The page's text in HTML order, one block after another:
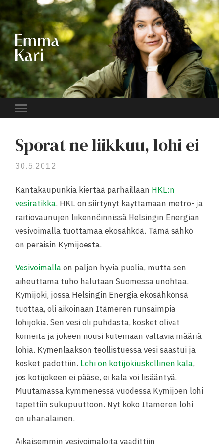
EMMA
KARI
Toggle
Sporat ne liikkuu, lohi ei
30.5.2012
Kantakaupunkia kiertää parhaillaan HKL:n
vesiratikka. HKL on siirtynyt käyttämään metro- ja
raitiovaunujen liikennöinnissä Helsingin Energian
vesivoimalla tuottamaa ekosähköä. Tämä sähkö
on peräisin Kymijoesta.
Vesivoimallaon paljon hyviä puolia, mutta sen
aiheuttama tuho halutaan Suomessa unohtaa.
Kymijoki, jossa Helsingin Energia ekosähkönsä
tuottaa, oli aikoinaan Itämeren runsaimpia
lohijokia. Sen vesi oli puhdasta, kosket olivat
komeita ja jokeen nousi kutemaan valtavia määriä
lohia. Kymenlaakson teollistuessa vesi saastui ja
kosket padottiin. Lohi on kotijokiuskollinen kala,
jos kotijokeen ei pääse, ei kala voi lisääntyä.
Muutamassa kymmenessä vuodessa Kymijoen lohi
tapettiin sukupuuttoon. Nyt koko Itämeren lohi
on uhanalainen.
Aikaisemmin vesivoimaloita vaadittiin